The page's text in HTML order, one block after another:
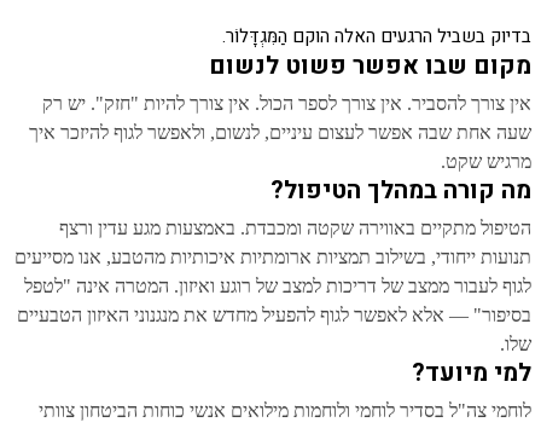
בדיוק בשביל הרגעים האלה הוקם הַמִּגְדָּלוֹר.
מקום שבו אפשר פשוט לנשום
אין צורך להסביר. אין צורך לספר הכול. אין צורך להיות "חזק". יש רק
שעה אחת שבה אפשר לעצום עיניים, לנשום, ולאפשר לגוף להיזכר איך
מרגיש שקט.
מה קורה במהלך הטיפול?
הטיפול מתקיים באווירה שקטה ומכבדת. באמצעות מגע עדין ורצף
תנועות ייחודי, בשילוב תמציות ארומתיות איכותיות מהטבע, אנו מסייעים
לגוף לעבור ממצב של דריכות למצב של רוגע ואיזון. המטרה אינה "לטפל
בסיפור" — אלא לאפשר לגוף להפעיל מחדש את מנגנוני האיזון הטבעיים
שלו.
למי מיועד?
לוחמי צה"ל בסדיר לוחמי ולוחמות מילואים אנשי כוחות הביטחון צוותי